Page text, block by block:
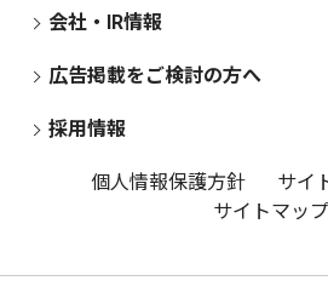
会社・IR情報
広告掲載をご検討の方へ
採用情報
個人情報保護方針
サイ
サイトマップ